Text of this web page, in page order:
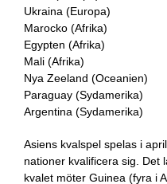
Ukraina (Europa)
Marocko (Afrika)
Egypten (Afrika)
Mali (Afrika)
Nya Zeeland (Oceanien)
Paraguay (Sydamerika)
Argentina (Sydamerika)
Asiens kvalspel spelas i
nationer kvalificera sig. Det
kvalet möter Guinea (fyra i